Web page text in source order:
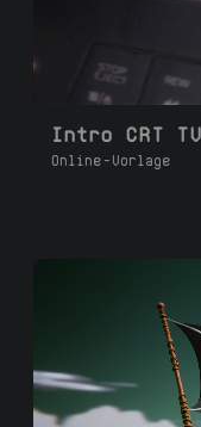
Intro CRT
Online-Vorlage